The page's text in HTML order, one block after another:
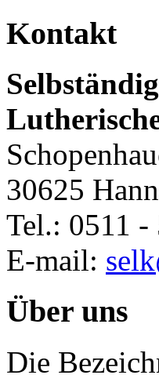
Kontakt
30625
Tel.: 0511 -
E-mail:
Über uns
Die